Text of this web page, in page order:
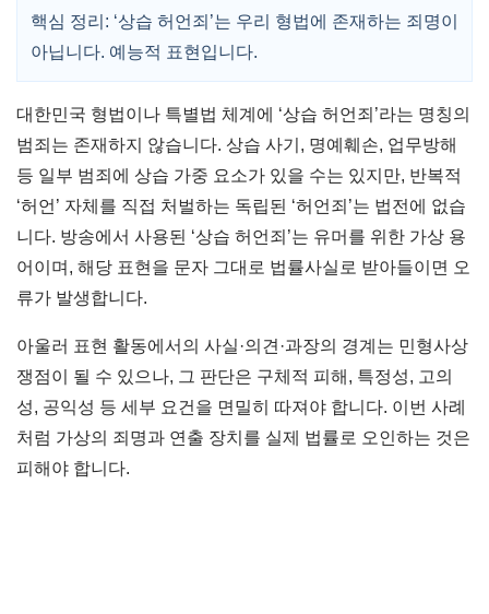
핵심 정리: ‘상습 허언죄’는 우리 형법에 존재하는 죄명이
아닙니다. 예능적 표현입니다.
대한민국 형법이나 특별법 체계에 ‘상습 허언죄’라는 명칭의
범죄는 존재하지 않습니다. 상습 사기, 명예훼손, 업무방해
등 일부 범죄에 상습 가중 요소가 있을 수는 있지만, 반복적
‘허언’ 자체를 직접 처벌하는 독립된 ‘허언죄’는 법전에 없습
니다. 방송에서 사용된 ‘상습 허언죄’는 유머를 위한 가상 용
어이며, 해당 표현을 문자 그대로 법률사실로 받아들이면 오
류가 발생합니다.
아울러 표현 활동에서의 사실·의견·과장의 경계는 민형사상
쟁점이 될 수 있으나, 그 판단은 구체적 피해, 특정성, 고의
성, 공익성 등 세부 요건을 면밀히 따져야 합니다. 이번 사례
처럼 가상의 죄명과 연출 장치를 실제 법률로 오인하는 것은
피해야 합니다.